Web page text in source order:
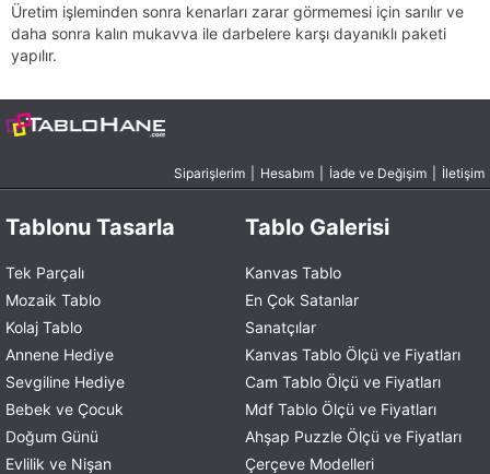
Üretim işleminden sonra kenarları zarar görmemesi için sarılır ve
daha sonra kalın mukavva ile darbelere karşı dayanıklı paketi
yapılır.
Siparişlerim Hesabım İade ve Değişim İletişim
Tablonu Tasarla
Tek Parçalı
Mozaik Tablo
Kolaj Tablo
Annene Hediye
Sevgiline Hediye
Bebek ve Çocuk
Doğum Günü
Evlilik ve Nişan
Tablo Galerisi
Kanvas Tablo
En Çok Satanlar
Sanatçılar
Kanvas Tablo Ölçü ve Fiyatları
Cam Tablo Ölçü ve Fiyatları
Mdf Tablo Ölçü ve Fiyatları
Ahşap Puzzle Ölçü ve Fiyatları
Çerçeve Modelleri